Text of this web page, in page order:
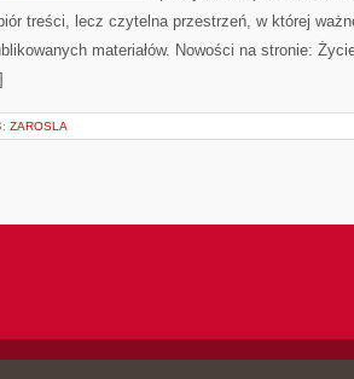
treści, lecz czytelna przestrzeń, w której
materiałów. Nowości na stronie:
ZAROSLA